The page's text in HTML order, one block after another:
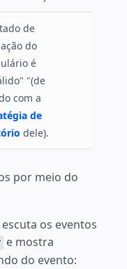
de
do
é
"(de
com a
de
dele).
por meio do
os eventos
e mostra
do evento: